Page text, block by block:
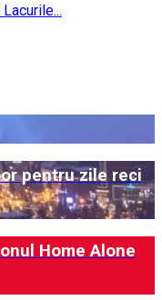
pentru zile reci
Home Alone